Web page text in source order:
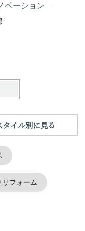
ベーション
タイル別に見る
リフォーム